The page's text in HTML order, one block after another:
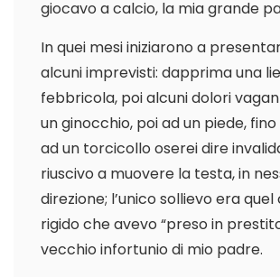
giocavo a calcio, la mia grande
In quei mesi iniziarono a
alcuni imprevisti: dapprima una
febbricola, poi alcuni dolori
un ginocchio, poi ad un piede,
ad un torcicollo oserei dire
riuscivo a muovere la testa, in
direzione; l’unico sollievo era
rigido che avevo “preso in
vecchio infortunio di mio padre.